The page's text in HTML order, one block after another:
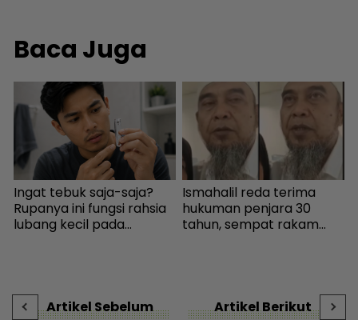
Baca Juga
Ingat tebuk saja-saja?
Rupanya ini fungsi rahsia
lubang kecil pada
Ismahalil reda terima
hukuman penjara 30
tahun, sempat rakam
Artikel Sebelum Artikel Berikut